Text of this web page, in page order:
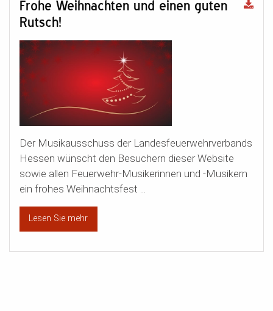
Frohe Weihnachten und einen guten
Rutsch!
Der Musikausschuss der Landesfeuerwehrverbands
Hessen wünscht den Besuchern dieser Website
sowie allen Feuerwehr-Musikerinnen und -Musikern
ein frohes Weihnachtsfest ...
Lesen Sie mehr